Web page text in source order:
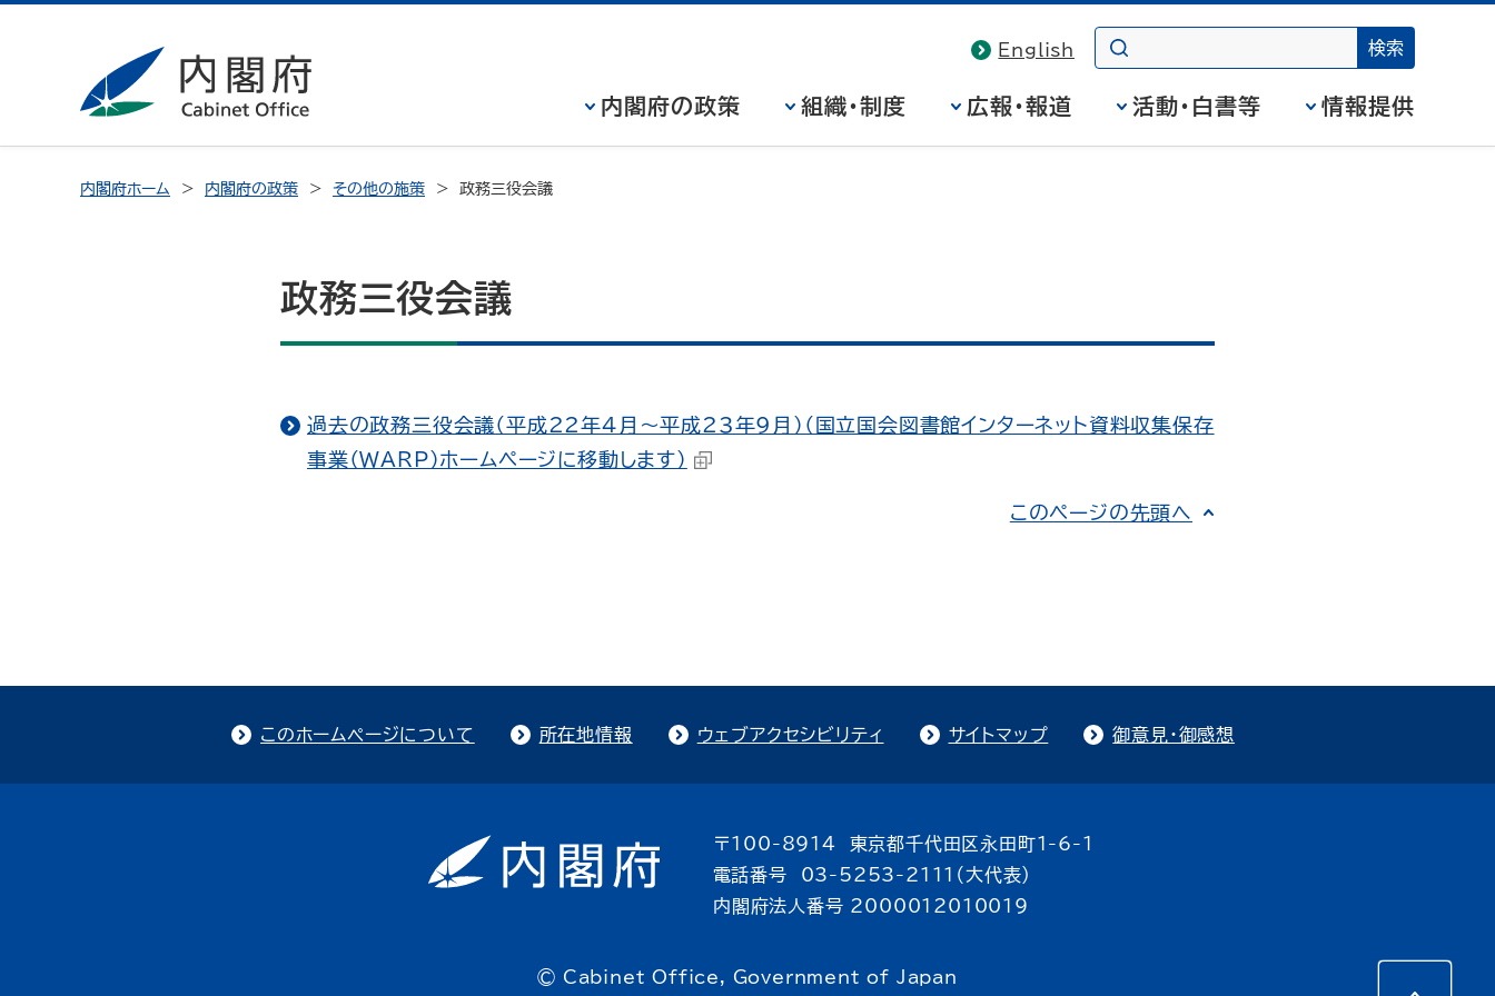
English
内閣府の政策 組織・制度 広報・報道 活動・白書等 情報提供
内閣府ホーム 内閣府の政策 その他の施策 政務三役会議
政務三役会議
過去の政務三役会議（平成22年4月～平成23年9月）（国立国会図書館インターネット資料収集保存
事業（WARP）ホームページに移動します）
このページの先頭へ
このホームページについて 所在地情報 ウェブアクセシビリティ サイトマップ 御意見・御感想
〒100-8914 東京都千代田区永田町1-6-1
電話番号 03-5253-2111（大代表）
内閣府法人番号 2000012010019
© Cabinet Office, Government of Japan